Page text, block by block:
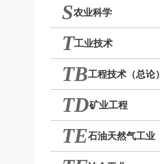
S农业科学
T工业技术
TB工程技术（总论）
TD矿业工程
TE石油天然气工业